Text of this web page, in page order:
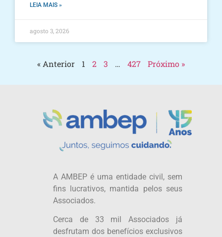
LEIA MAIS »
agosto 3, 2026
« Anterior 1 2 3 … 427 Próximo »
A AMBEP é uma entidade civil, sem
fins lucrativos, mantida pelos seus
Associados.
Cerca de 33 mil Associados já
desfrutam dos benefícios exclusivos